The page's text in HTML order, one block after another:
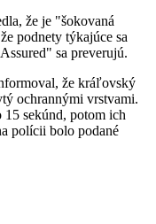
že je "šokovaná
podnety týkajúce sa
sa preverujú.
že kráľovský
ochrannými vrstvami.
sekúnd, potom ich
polícii bolo podané